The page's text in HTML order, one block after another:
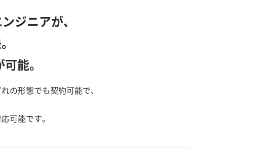
ジニアが、
能。
の形態でも契約可能で、
可能です。